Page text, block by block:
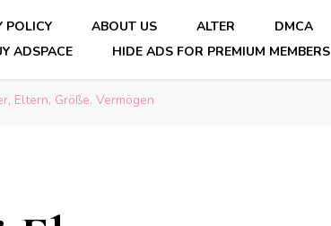
POLICY ABOUT US ALTER DMCA
ADSPACE
HIDE ADS FOR PREMIUM MEMBERS
Eltern, Größe, Vermögen